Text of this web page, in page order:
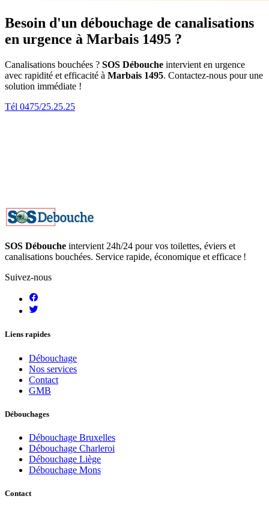
Besoin d'un débouchage de canalisations
en urgence à Marbais 1495 ?
Canalisations bouchées ? SOS Débouche intervient en urgence
avec rapidité et efficacité à Marbais 1495. Contactez-nous pour une
solution immédiate !
Tél 0475/25.25.25
SOS Débouche intervient 24h/24 pour vos toilettes, éviers et
canalisations bouchées. Service rapide, économique et efficace !
Suivez-nous
Liens rapides
Débouchage
Nos services
Contact
GMB
Débouchages
Débouchage Bruxelles
Débouchage Charleroi
Débouchage Liège
Débouchage Mons
Contact